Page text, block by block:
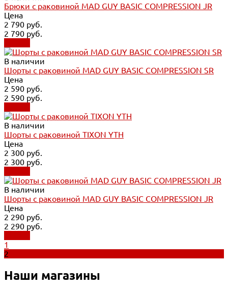
Брюки с раковиной MAD GUY BASIC COMPRESSION JR
Цена
2 790 руб.
2 790 руб.
В наличии
Шорты с раковиной MAD GUY BASIC COMPRESSION SR
Цена
2 590 руб.
2 590 руб.
В наличии
Шорты с раковиной TIXON YTH
Цена
2 300 руб.
2 300 руб.
В наличии
Шорты с раковиной MAD GUY BASIC COMPRESSION JR
Цена
2 290 руб.
2 290 руб.
1
2
Наши магазины